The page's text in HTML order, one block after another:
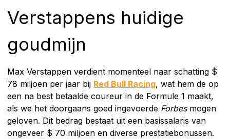
Verstappens huidige
goudmijn
Max Verstappen verdient momenteel naar schatting $
78 miljoen per jaar bij Red Bull Racing, wat hem de op
een na best betaalde coureur in de Formule 1 maakt,
als we het doorgaans goed ingevoerde Forbes mogen
geloven. Dit bedrag bestaat uit een basissalaris van
ongeveer $ 70 miljoen en diverse prestatiebonussen.